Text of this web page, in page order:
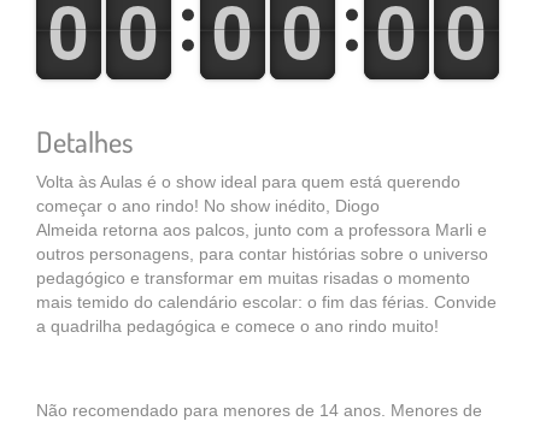
0
0
1
1 0
0
1
1 0
0
1
1 0
0
1
1 0
0
1
1 0
0
1
1
Detalhes
Volta às Aulas é o show ideal para quem está querendo
começar o ano rindo! No show inédito, Diogo
Almeida retorna aos palcos, junto com a professora Marli e
outros personagens, para contar histórias sobre o universo
pedagógico e transformar em muitas risadas o momento
mais temido do calendário escolar: o fim das férias. Convide
a quadrilha pedagógica e comece o ano rindo muito!
Não recomendado para menores de 14 anos. Menores de